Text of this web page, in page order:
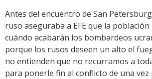
Antes del encuentro de San
ruso aseguraba a EFE que la
cuándo acabarán los bombardeos
porque los rusos deseen un alto el
no entienden que no recurramos a
para ponerle fin al conflicto de una vez